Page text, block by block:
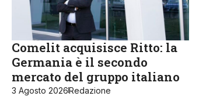
Comelit acquisisce Ritto: la
Germania è il secondo
mercato del gruppo italiano
3 Agosto 2026Redazione